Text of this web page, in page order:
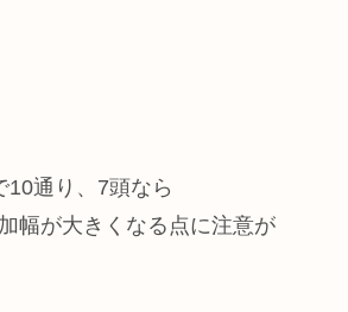
通り、7頭なら
幅が大きくなる点に注意が